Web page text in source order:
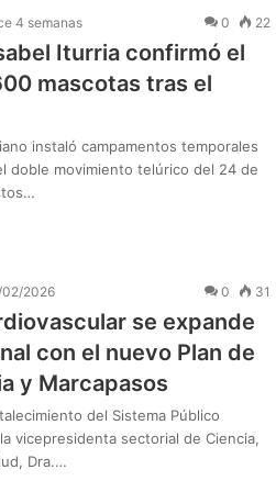
4 semanas 0 22
Iturria confirmó el
mascotas tras el
instaló campamentos temporales
doble movimiento telúrico del 24 de
2026 0 31
se expande
con el nuevo Plan de
y Marcapasos
del Sistema Público
vicepresidenta sectorial de Ciencia,
Dra.…